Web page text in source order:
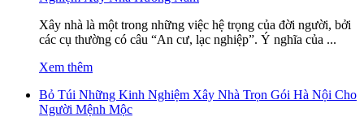
Xây nhà là một trong những việc hệ trọng của đời người, bởi
các cụ thường có câu “An cư, lạc nghiệp”. Ý nghĩa của ...
Xem thêm
Bỏ Túi Những Kinh Nghiệm Xây Nhà Trọn Gói Hà Nội Cho
Người Mệnh Mộc